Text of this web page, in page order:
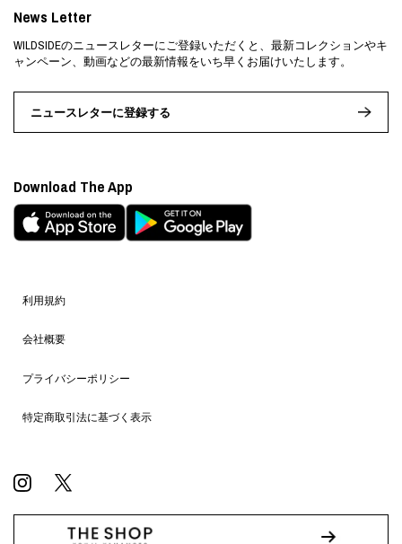
利用規約
会社概要
プライバシーポリシー
特定商取引法に基づく表示
News Letter
WILDSIDEのニュースレターにご登録いただくと、最新コレクションやキ
ャンペーン、動画などの最新情報をいち早くお届けいたします。
ニュースレターに登録する
Download The App